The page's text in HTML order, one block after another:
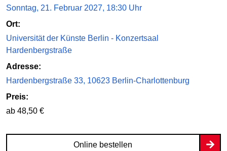
Sonntag, 21. Februar 2027, 18:30 Uhr
Ort:
Universität der Künste Berlin - Konzertsaal
Hardenbergstraße
Adresse:
Hardenbergstraße 33, 10623 Berlin-Charlottenburg
Preis:
ab 48,50 €
Online bestellen